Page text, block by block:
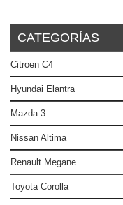
CATEGORÍAS
Citroen C4
Hyundai Elantra
Mazda 3
Nissan Altima
Renault Megane
Toyota Corolla